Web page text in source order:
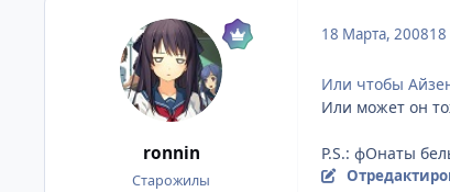
ronnin
Старожилы
18 Марта, 200818
Или чтобы
Или может он
P.S.: фОнаты